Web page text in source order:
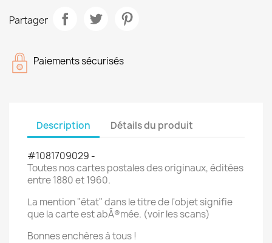
Partager
Paiements sécurisés
Description Détails du produit
#1081709029 -
Toutes nos cartes postales des originaux, éditées
entre 1880 et 1960.
La mention "état" dans le titre de l'objet signifie
que la carte est abÃ®mée. (voir les scans)
Bonnes enchères à tous !